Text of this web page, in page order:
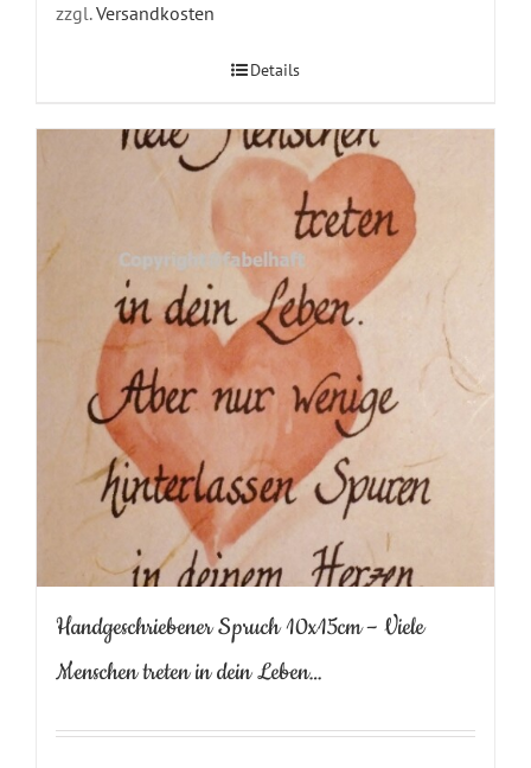
zzgl.Versandkosten
Details
Handgeschriebener Spruch 10x15cm – Viele
Menschen treten in dein Leben…